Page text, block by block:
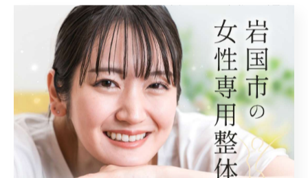
さらに、こまめな水分補給も大切です。水分が不足す
ると血液がドロドロになり、筋肉への酸素や栄養が届
きにくくなります。特にデスクワークや外出時は、意
識的に水やお茶を飲む習慣をつけましょう。
岩国市の方々の中でも、食事や水分補給を見直した結
果、肩こりの頻度が減ったという声が多く聞かれま
す。食と水分のバランスを整えることで、内側から健
康的な肩こり対策が可能です。